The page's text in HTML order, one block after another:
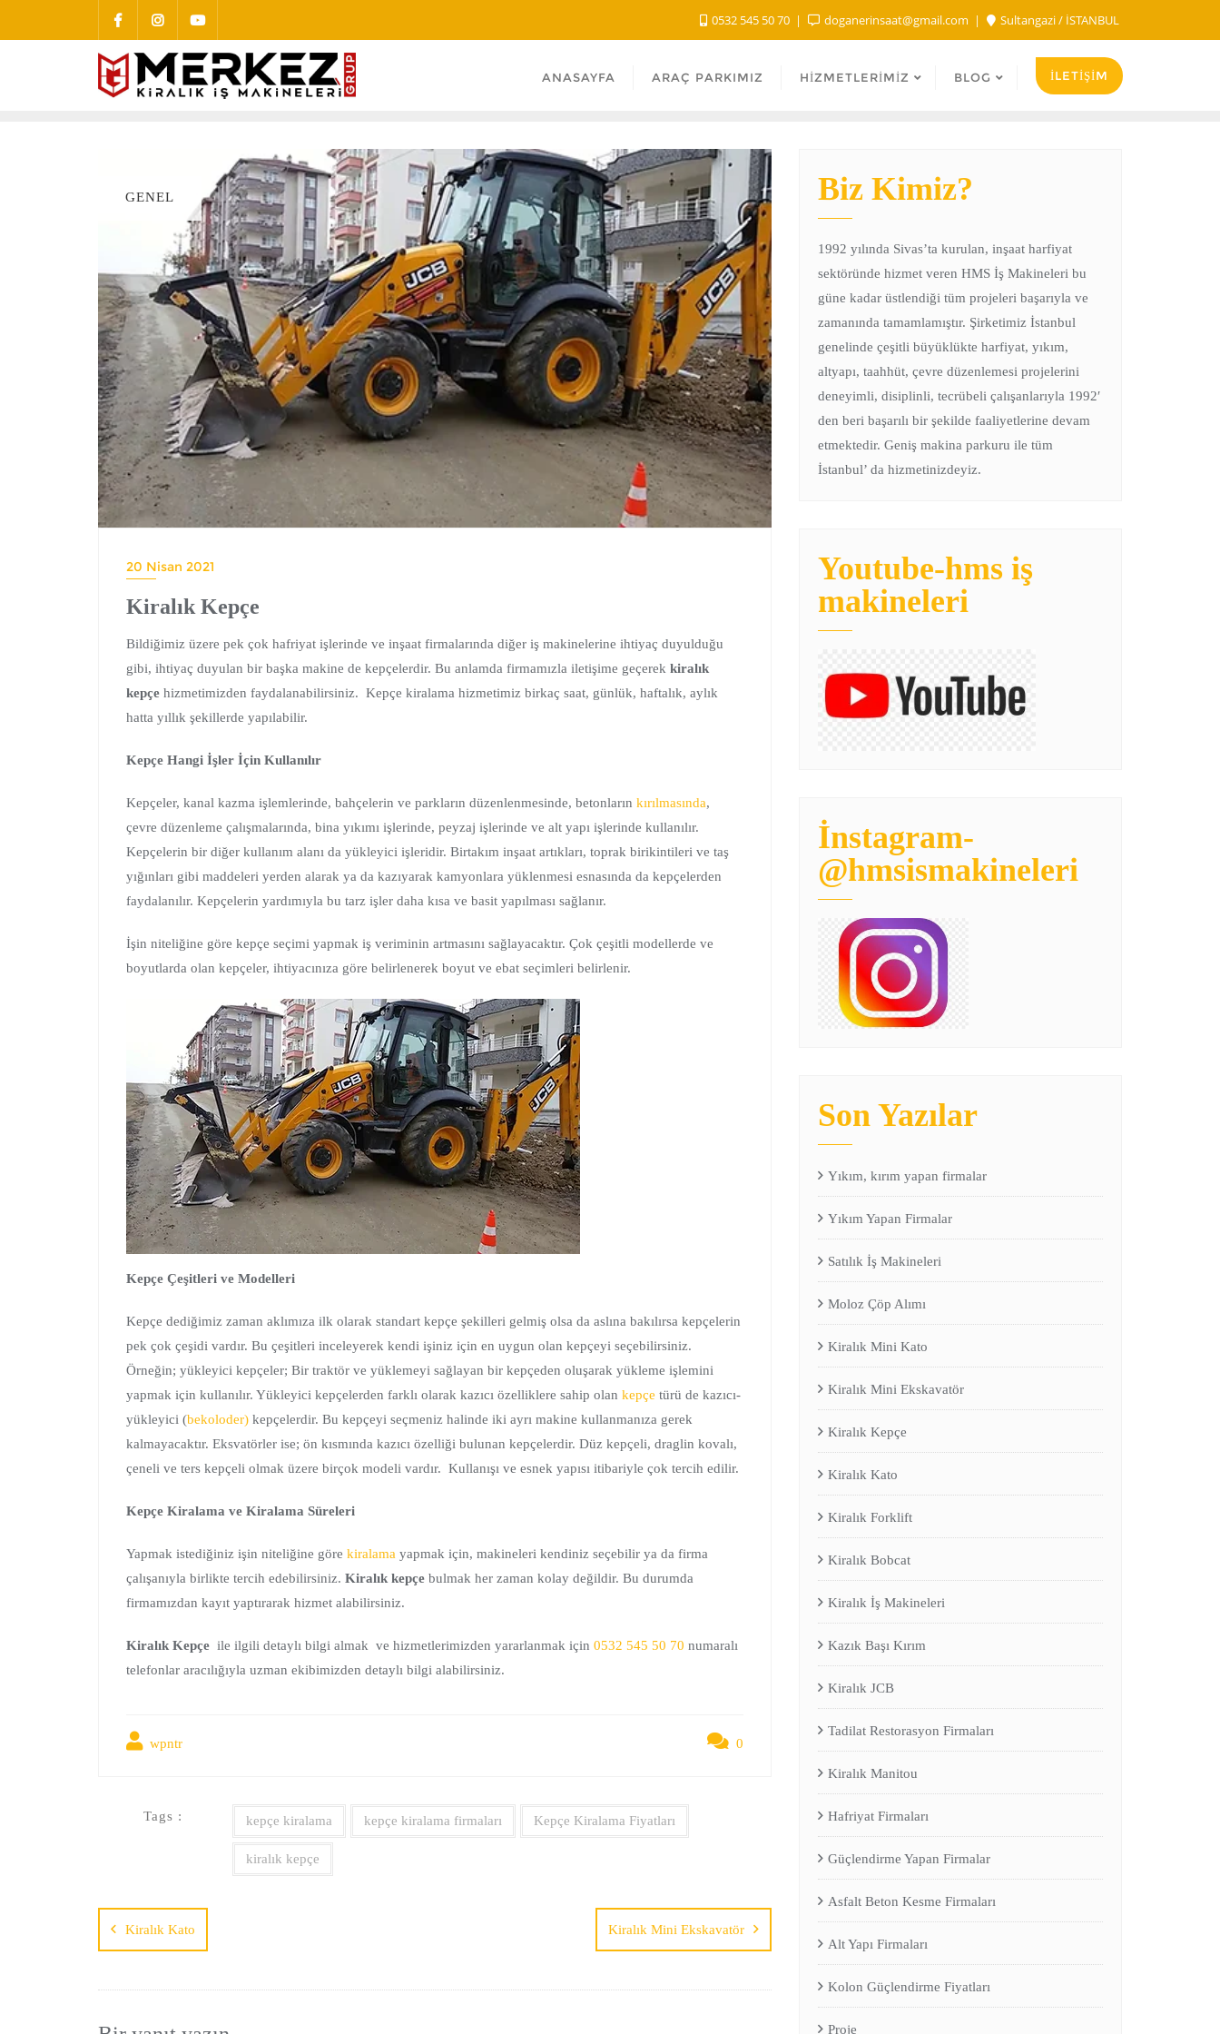
0532 545 50 70 doganerinsaat@gmail.com Sultangazi / İSTANBUL
ANASAYFA ARAÇ PARKIMIZ HIZMETLERIMIZ BLOG İLETİŞİM
GENEL
20 Nisan 2021
Kiralık Kepçe
Bildiğimiz üzere pek çok hafriyat işlerinde ve inşaat firmalarında diğer iş makinelerine ihtiyaç duyulduğu
gibi, ihtiyaç duyulan bir başka makine de kepçelerdir. Bu anlamda firmamızla iletişime geçerek kiralık
kepçehizmetimizden faydalanabilirsiniz. Kepçe kiralama hizmetimiz birkaç saat, günlük, haftalık, aylık
hatta yıllık şekillerde yapılabilir.
Kepçe Hangi İşler İçin Kullanılır
Kepçeler, kanal kazma işlemlerinde, bahçelerin ve parkların düzenlenmesinde, betonların kırılmasında,
çevre düzenleme çalışmalarında, bina yıkımı işlerinde, peyzaj işlerinde ve alt yapı işlerinde kullanılır.
Kepçelerin bir diğer kullanım alanı da yükleyici işleridir. Birtakım inşaat artıkları, toprak birikintileri ve taş
yığınları gibi maddeleri yerden alarak ya da kazıyarak kamyonlara yüklenmesi esnasında da kepçelerden
faydalanılır. Kepçelerin yardımıyla bu tarz işler daha kısa ve basit yapılması sağlanır.
İşin niteliğine göre kepçe seçimi yapmak iş veriminin artmasını sağlayacaktır. Çok çeşitli modellerde ve
boyutlarda olan kepçeler, ihtiyacınıza göre belirlenerek boyut ve ebat seçimleri belirlenir.
Kepçe Çeşitleri ve Modelleri
Kepçe dediğimiz zaman aklımıza ilk olarak standart kepçe şekilleri gelmiş olsa da aslına bakılırsa kepçelerin
pek çok çeşidi vardır. Bu çeşitleri inceleyerek kendi işiniz için en uygun olan kepçeyi seçebilirsiniz.
Örneğin; yükleyici kepçeler; Bir traktör ve yüklemeyi sağlayan bir kepçeden oluşarak yükleme işlemini
yapmak için kullanılır. Yükleyici kepçelerden farklı olarak kazıcı özelliklere sahip olan kepçe türü de kazıcı-
yükleyici (bekoloder)kepçelerdir. Bu kepçeyi seçmeniz halinde iki ayrı makine kullanmanıza gerek
kalmayacaktır. Eksvatörler ise; ön kısmında kazıcı özelliği bulunan kepçelerdir. Düz kepçeli, draglin kovalı,
çeneli ve ters kepçeli olmak üzere birçok modeli vardır. Kullanışı ve esnek yapısı itibariyle çok tercih edilir.
Kepçe Kiralama ve Kiralama Süreleri
Yapmak istediğiniz işin niteliğine göre kiralamayapmak için, makineleri kendiniz seçebilir ya da firma
çalışanıyla birlikte tercih edebilirsiniz. Kiralık kepçebulmak her zaman kolay değildir. Bu durumda
firmamızdan kayıt yaptırarak hizmet alabilirsiniz.
Kiralık Kepçe ile ilgili detaylı bilgi almak ve hizmetlerimizden yararlanmak için 0532 545 50 70 numaralı
telefonlar aracılığıyla uzman ekibimizden detaylı bilgi alabilirsiniz.
wpntr 0
Tags : kepçe kiralama kepçe kiralama firmaları Kepçe Kiralama Fiyatları
kiralık kepçe
Kiralık Kato Kiralık Mini Ekskavatör
Biz Kimiz?
1992 yılında Sivas’ta kurulan, inşaat harfiyat
sektöründe hizmet veren HMS İş Makineleri bu
güne kadar üstlendiği tüm projeleri başarıyla ve
zamanında tamamlamıştır. Şirketimiz İstanbul
genelinde çeşitli büyüklükte harfiyat, yıkım,
altyapı, taahhüt, çevre düzenlemesi projelerini
deneyimli, disiplinli, tecrübeli çalışanlarıyla 1992′
den beri başarılı bir şekilde faaliyetlerine devam
etmektedir. Geniş makina parkuru ile tüm
İstanbul’ da hizmetinizdeyiz.
Youtube-hms iş
makineleri
İnstagram-
@hmsismakineleri
Son Yazılar
Yıkım, kırım yapan firmalar
Yıkım Yapan Firmalar
Satılık İş Makineleri
Moloz Çöp Alımı
Kiralık Mini Kato
Kiralık Mini Ekskavatör
Kiralık Kepçe
Kiralık Kato
Kiralık Forklift
Kiralık Bobcat
Kiralık İş Makineleri
Kazık Başı Kırım
Kiralık JCB
Tadilat Restorasyon Firmaları
Kiralık Manitou
Hafriyat Firmaları
Güçlendirme Yapan Firmalar
Asfalt Beton Kesme Firmaları
Alt Yapı Firmaları
Kolon Güçlendirme Fiyatları
Proje